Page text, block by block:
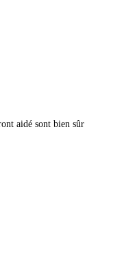
aidé sont bien sûr